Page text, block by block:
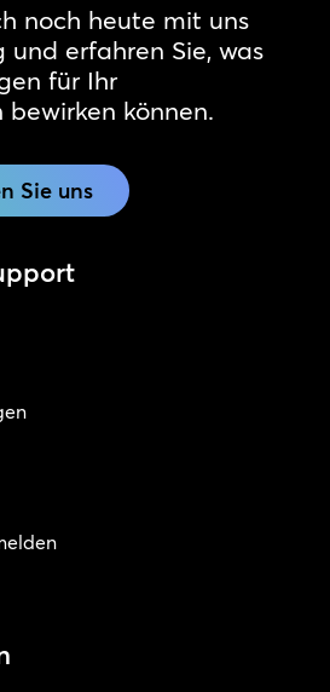
noch heute mit uns
und erfahren Sie, was
für Ihr
können.
Sie uns